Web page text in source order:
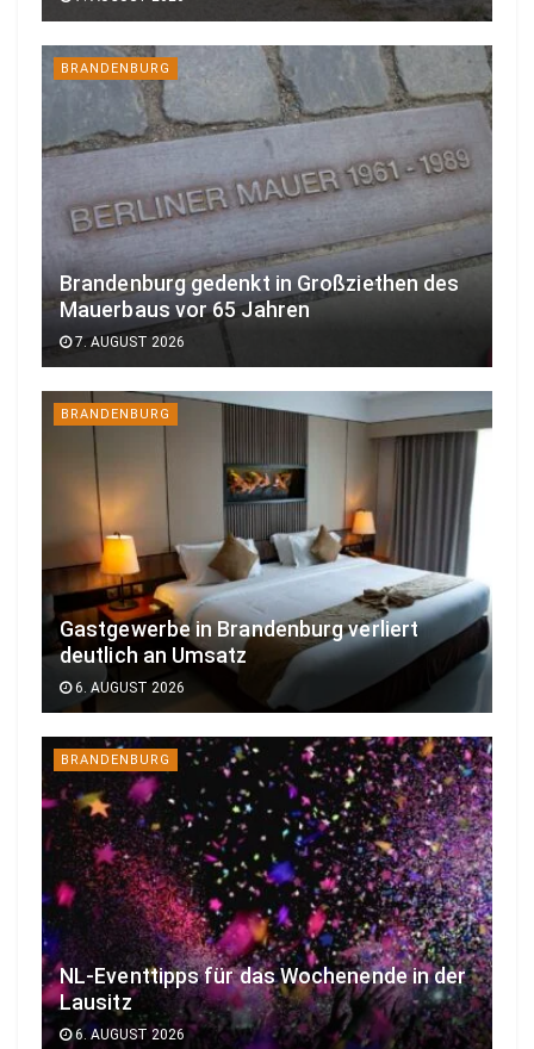
BRANDENBURG
Brandenburg gedenkt in Großziethen des
Mauerbaus vor 65 Jahren
7. AUGUST 2026
BRANDENBURG
Gastgewerbe in Brandenburg verliert
deutlich an Umsatz
6. AUGUST 2026
BRANDENBURG
NL-Eventtipps für das Wochenende in der
Lausitz
6. AUGUST 2026